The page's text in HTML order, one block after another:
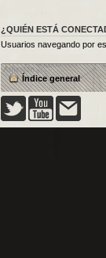
¿QUIÉN ESTÁ
Usuarios navegando por
Índice general